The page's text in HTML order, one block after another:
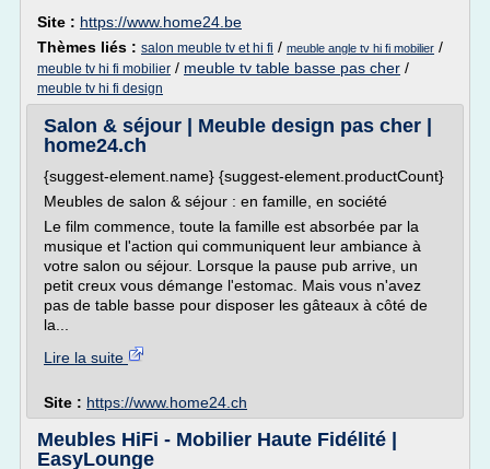
Site : https://www.home24.be
Thèmes liés : salon meuble tv et hi fi / meuble angle tv hi fi mobilier /
meuble tv hi fi mobilier / meuble tv table basse pas cher /
meuble tv hi fi design
Salon & séjour | Meuble design pas cher |
home24.ch
{suggest-element.name} {suggest-element.productCount}
Meubles de salon & séjour : en famille, en société
Le film commence, toute la famille est absorbée par la
musique et l'action qui communiquent leur ambiance à
votre salon ou séjour. Lorsque la pause pub arrive, un
petit creux vous démange l'estomac. Mais vous n'avez
pas de table basse pour disposer les gâteaux à côté de
la...
Lire la suite
Site : https://www.home24.ch
Meubles HiFi - Mobilier Haute Fidélité |
EasyLounge